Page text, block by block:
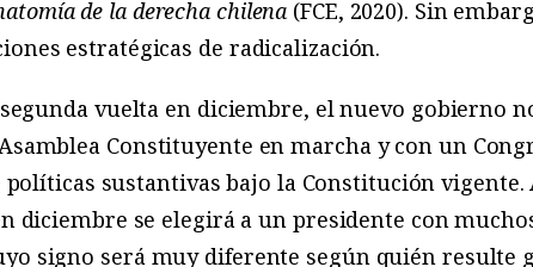
de la derecha chilena (FCE, 2020). Sin
estratégicas de radicalización.
vuelta en diciembre, el nuevo gobierno
Constituyente en marcha y con un
sustantivas bajo la Constitución vigente.
diciembre se elegirá a un presidente con
signo será muy diferente según quién resulte